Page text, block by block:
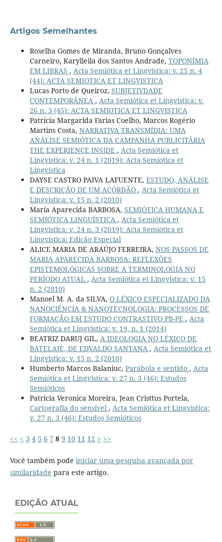
Artigos Semelhantes
Roselba Gomes de Miranda, Bruno Gonçalves
Carneiro, Karylleila dos Santos Andrade, TOPONÍMIA
EM LIBRAS , Acta Semiótica et Lingvistica: v. 25 n. 4
(44): ACTA SEMIOTICA ET LINGVISTICA
Lucas Porto de Queiroz, SUBJETIVDADE
CONTEMPORÂNEA , Acta Semiótica et Lingvistica: v.
26 n. 3 (45): ACTA SEMIOTICA ET LINGVISTICA
Patrícia Margarida Farias Coelho, Marcos Rogério
Martins Costa, NARRATIVA TRANSMÍDIA: UMA
ANÁLISE SEMIÓTICA DA CAMPANHA PUBLICITÁRIA
THE EXPERIENCE INSIDE , Acta Semiótica et
Lingvistica: v. 24 n. 1 (2019): Acta Semiotica et
Lingvistica
DAYSE CASTRO PAIVA LAFUENTE, ESTUDO, ANÁLISE
E DESCRIÇÃO DE UM ACÓRDÃO , Acta Semiótica et
Lingvistica: v. 15 n. 2 (2010)
María Aparecida BARBOSA, SEMIÓTICA HUMANA E
SEMIÓTICA LINGUÍSTICA , Acta Semiótica et
Lingvistica: v. 24 n. 3 (2019): Acta Semiótica et
Lingvística: Edição Especial
ALICE MARIA DE ARAÚJO FERREIRA, NOS PASSOS DE
MARIA APARECIDA BARBOSA: REFLEXÕES
EPISTEMOLÓGICAS SOBRE A TERMINOLOGIA NO
PERÍODO ATUAL , Acta Semiótica et Lingvistica: v. 15
n. 2 (2010)
Manoel M. A. da SILVA, O LÉXICO ESPECIALIZADO DA
NANOCIÊNCIA & NANOTECNOLOGIA: PROCESSOS DE
FORMAÇÃO EM ESTUDO CONTRASTIVO PB-PE , Acta
Semiótica et Lingvistica: v. 19, n. 1 (2014)
BEATRIZ DARUJ GIL, A IDEOLOGIA NO LÉXICO DE
BATELAJE, DE EDVALDO SANTANA , Acta Semiótica et
Lingvistica: v. 15 n. 2 (2010)
Humberto Marcos Balaniuc, Parábola e sentido , Acta
Semiótica et Lingvistica: v. 27 n. 3 (46): Estudos
Semióticos
Patricia Veronica Moreira, Jean Cristtus Portela,
Cartografia do sensível , Acta Semiótica et Lingvistica:
v. 27 n. 3 (46): Estudos Semióticos
<< < 3 4 5 6 7 8 9 10 11 12 > >>
Você também pode iniciar uma pesquisa avançada por
similaridade para este artigo.
EDIÇÃO ATUAL